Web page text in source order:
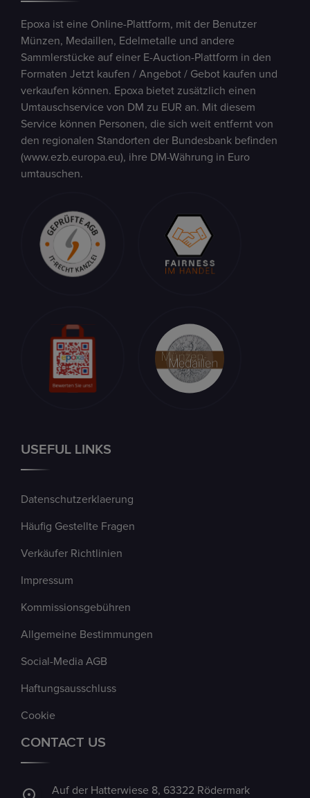
Epoxa ist eine Online-Plattform, mit der Benutzer
Münzen, Medaillen, Edelmetalle und andere
Sammlerstücke auf einer E-Auction-Plattform in den
Formaten Jetzt kaufen / Angebot / Gebot kaufen und
verkaufen können. Epoxa bietet zusätzlich einen
Umtauschservice von DM zu EUR an. Mit diesem
Service können Personen, die sich weit entfernt von
den regionalen Standorten der Bundesbank befinden
(www.ezb.europa.eu), ihre DM-Währung in Euro
umtauschen.
USEFUL LINKS
Datenschutzerklaerung
Häufig Gestellte Fragen
Verkäufer Richtlinien
Impressum
Kommissionsgebühren
Allgemeine Bestimmungen
Social-Media AGB
Haftungsausschluss
Cookie
CONTACT US
Auf der Hatterwiese 8, 63322 Rödermark